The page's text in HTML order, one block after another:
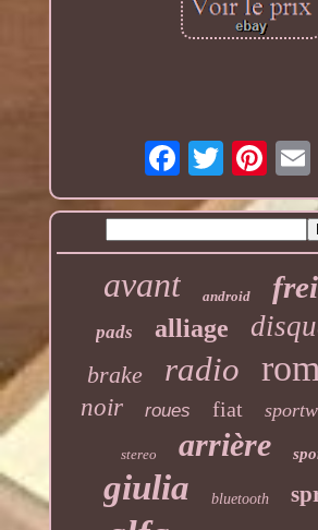
avant android
pads alliage
brake radio
noir roues fiat
stereo arrière
giulia bluetooth